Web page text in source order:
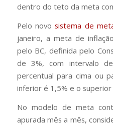
dentro do teto da meta
Pelo novosistema de
janeiro, a meta de
pelo BC, definida pelo
de 3%, com intervalo
percentual para cima ou
inferior é 1,5% e o superior
No modelo de meta
apurada mês a mês,